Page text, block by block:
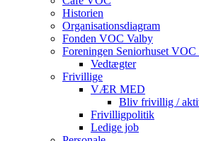
Historien
Organisationsdiagram
Fonden VOC Valby
Foreningen Seniorhuset
Vedtægter
Frivillige
VÆR MED
Bliv frivillig /
Frivilligpolitik
Ledige job